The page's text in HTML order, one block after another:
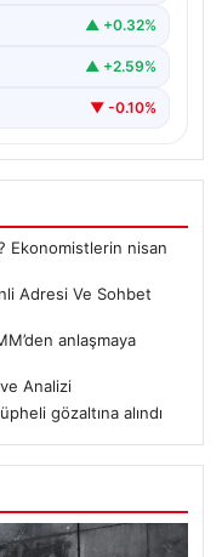
▲ +0.32%
▲ +2.59%
▼ -0.10%
Ekonomistlerin nisan
Adresi Ve Sohbet
anlaşmaya
Analizi
gözaltına alındı